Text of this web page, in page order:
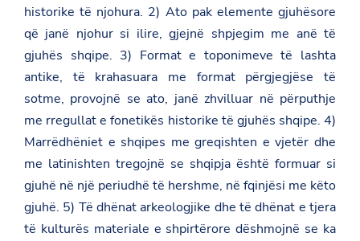
historike të njohura. 2) Ato pak elemente gjuhësore
që janë njohur si ilire, gjejnë shpjegim me anë të
gjuhës shqipe. 3) Format e toponimeve të lashta
antike, të krahasuara me format përgjegjëse të
sotme, provojnë se ato, janë zhvilluar në përputhje
me rregullat e fonetikës historike të gjuhës shqipe. 4)
Marrëdhëniet e shqipes me greqishten e vjetër dhe
me latinishten tregojnë se shqipja është formuar si
gjuhë në një periudhë të hershme, në fqinjësi me këto
gjuhë. 5) Të dhënat arkeologjike dhe të dhënat e tjera
të kulturës materiale e shpirtërore dëshmojnë se ka